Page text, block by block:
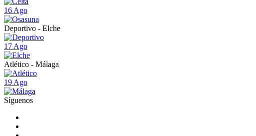
16 Ago
Deportivo - Elche
17 Ago
Atlético - Málaga
19 Ago
Síguenos